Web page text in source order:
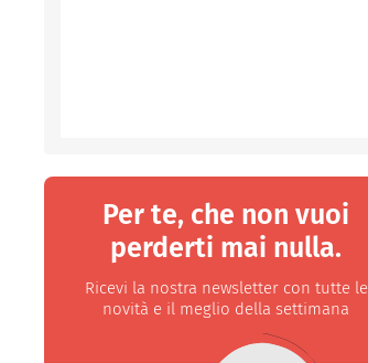
Per te, che non vuoi
perderti mai nulla.
Ricevi la nostra newsletter con tutte le
novità e il meglio della settimana